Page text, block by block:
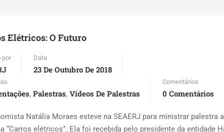
Elétricos: O Futuro
por Data
23 De Outubro De 2018
, Palestras, Vídeos De Palestras
Comentários
0 Comentários
Natália Moraes esteve na SEAERJ para ministrar palestra
“Carros elétricos”. Ela foi recebida pelo presidente da entidade